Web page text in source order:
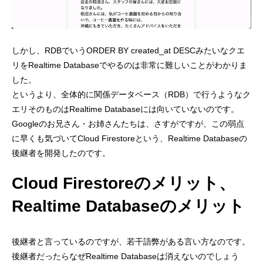
しかし、RDBでいうORDER BY created_at DESCみたいなクエ
リをRealtime Databaseでやるのは非常に難しいことがわかりま
した。
というより、全体的に関係データベース（RDB）で行うようなク
エリそのものはRealtime Databaseには向いていないのです。
Googleのお兄さん・お姉さんたちは、さすがですが、この弱点
に早くも気づいてCloud Firestoreという、Realtime Databaseの
後継者を開発したのです。
Cloud Firestoreのメリット、
Realtime Databaseのメリット
後継者と言っているのですが、若干語弊がある言い方なのです。
後継者だったらなぜRealtime Databaseは消えないのでしょう